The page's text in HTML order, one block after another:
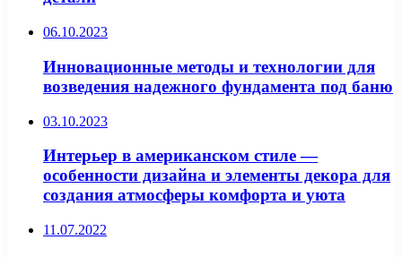
06.10.2023
Инновационные методы и технологии для
возведения надежного фундамента под баню
03.10.2023
Интерьер в американском стиле —
особенности дизайна и элементы декора для
создания атмосферы комфорта и уюта
11.07.2022